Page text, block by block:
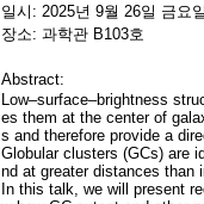
일시 : 2025년 9월 26일 금요일
장소: 과학관 B103호
Abstract:
Low–surface–brightness
es them at the center of
s and therefore provide a
Globular clusters (GCs) are
nd at greater distances than
In this talk, we will present